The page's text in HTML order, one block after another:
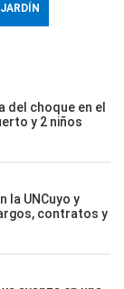
JARDÍN
del choque en el
y 2 niños
la UNCuyo y
contratos y